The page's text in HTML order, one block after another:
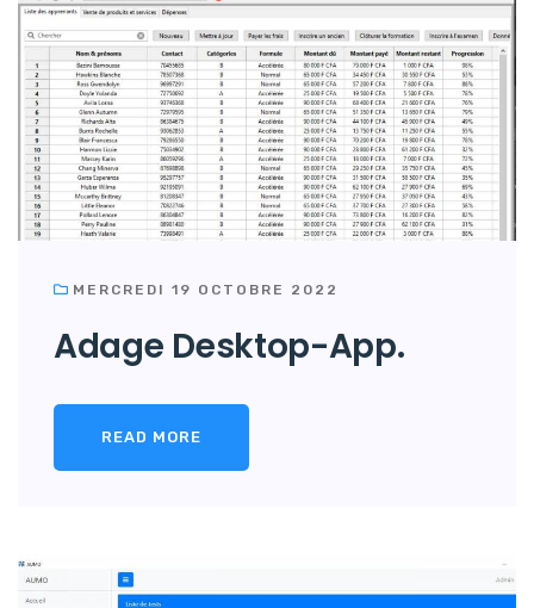
MERCREDI 19 OCTOBRE 2022
Adage Desktop-App.
READ MORE